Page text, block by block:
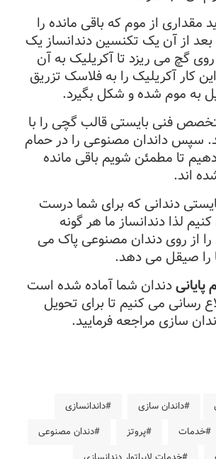
مقداری از موم که باقی مانده را
از آن یک تکنسین دندانساز یک
گچ می ریزد تا آکریلیک به آن
کار آکریلیک را به فلاسک تزریق
به موم شده و شکل بگیرد.
فنی بایستی قالب گچی را با
سپس داندان مصنوعی را در حمام
تا مطمئن شویم باقی مانده
اند.
دندانی که برای شما درست
کنیم لذا دندانساز ما هر گونه
از روی دندان مصنوعی پاک می
را صیقل می دهد.
پایانیدندان شما آماده شده است
رسانی می کنیم تا برای تحویل
سازی مراجعه فرمایید.
#داندان سازی
#داندانسازی
#خدمات #پروتز
#دندان مصنوعی